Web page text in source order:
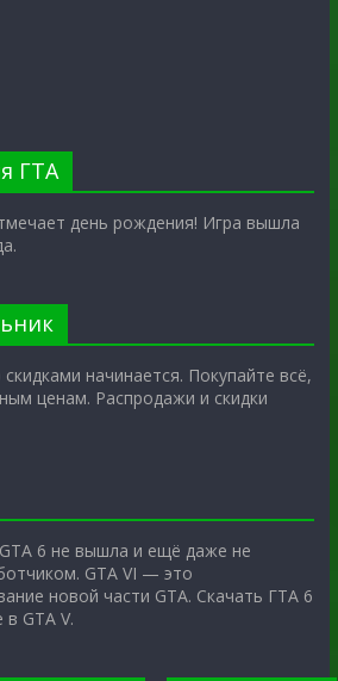
ГТА
день рождения! Игра вышла
начинается. Покупайте всё,
ценам. Распродажи и скидки
6 не вышла и ещё даже не
GTA VI — это
новой части GTA. Скачать ГТА 6
GTA V.